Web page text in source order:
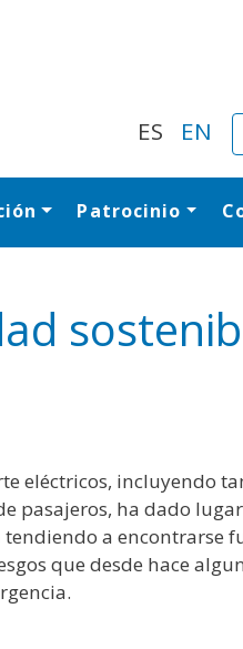
ES EN
principal
Patrocinio
eléctricos, incluyendo
pasajeros, ha dado
a encontrarse
que desde hace